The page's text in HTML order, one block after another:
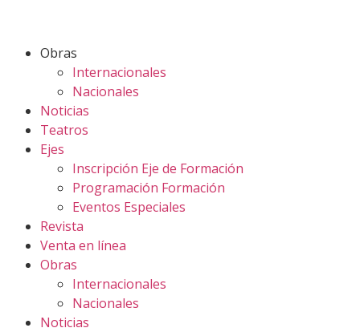
Obras
Internacionales
Nacionales
Noticias
Teatros
Ejes
Inscripción Eje de Formación
Programación Formación
Eventos Especiales
Revista
Venta en línea
Obras
Internacionales
Nacionales
Noticias